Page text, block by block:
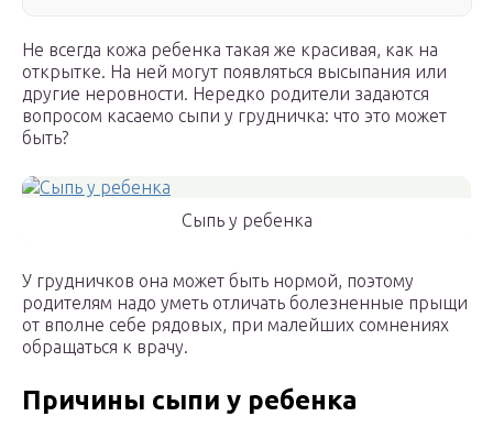
Не всегда кожа ребенка такая же красивая, как на
открытке. На ней могут появляться высыпания или
другие неровности. Нередко родители задаются
вопросом касаемо сыпи у грудничка: что это может
быть?
Сыпь у ребенка
У грудничков она может быть нормой, поэтому
родителям надо уметь отличать болезненные прыщи
от вполне себе рядовых, при малейших сомнениях
обращаться к врачу.
Причины сыпи у ребенка